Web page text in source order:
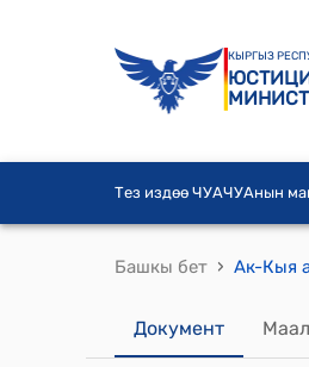
КЫРГЫЗ
Тез издөө ЧУАЧУАнын
Башкы бет ›
Документ